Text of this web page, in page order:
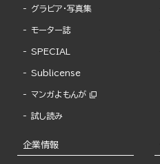
グラビア・写真集
モーター誌
SPECIAL
Sublicense
マンガよもんが
試し読み
企業情報